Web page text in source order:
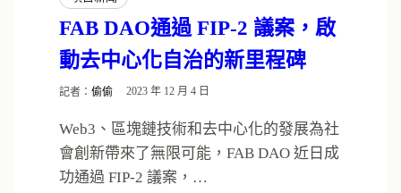
FAB DAO通過 FIP-2 議案，啟
動去中心化自治的新里程碑
記者： 偷偷 2023 年 12 月 4 日
Web3、區塊鏈技術和去中心化的發展為社
會創新帶來了無限可能，FAB DAO 近日成
功通過 FIP-2 議案，…